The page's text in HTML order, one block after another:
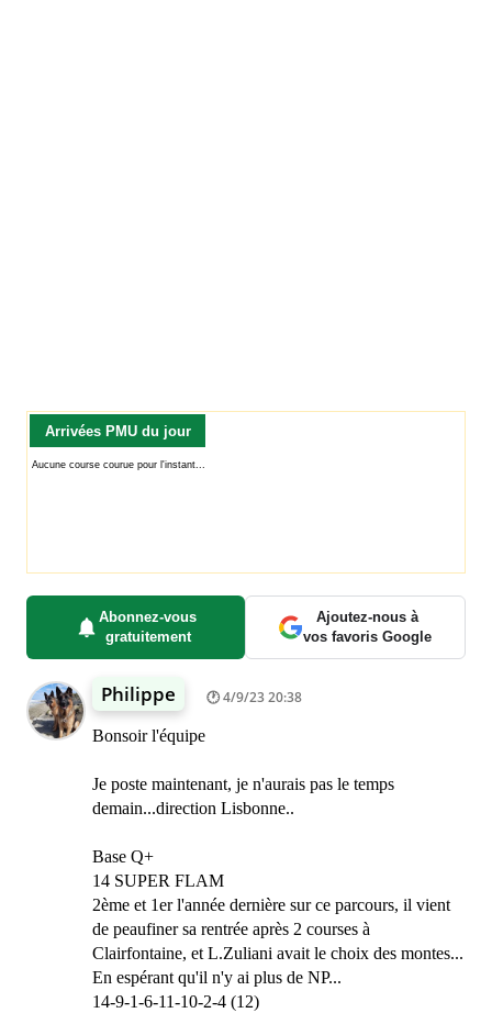
Arrivées PMU du jour
Abonnez-vous
gratuitement
Ajoutez-nous à
vos favoris Google
Philippe 4/9/23 20:38
Bonsoir l'équipe
Je poste maintenant, je n'aurais pas le temps
demain...direction Lisbonne..
Base Q+
14 SUPER FLAM
2ème et 1er l'année dernière sur ce parcours, il vient
de peaufiner sa rentrée après 2 courses à
Clairfontaine, et L.Zuliani avait le choix des montes...
En espérant qu'il n'y ai plus de NP...
14-9-1-6-11-10-2-4 (12)